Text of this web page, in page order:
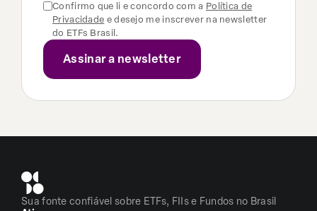
Confirmo que li e concordo com a Política de
Privacidade e desejo me inscrever na newsletter
do ETFs Brasil.
Sua fonte confiável sobre ETFs, FIIs e Fundos no Brasil